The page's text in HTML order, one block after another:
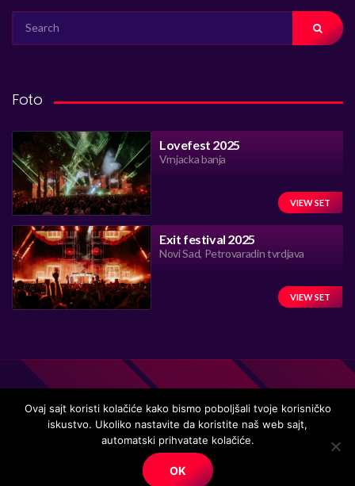
FOR:
Foto
Lovefest 2025
Vrnjacka banja
VIEW SET
Exit festival 2025
Novi Sad, Petrovaradin tvrdjava
VIEW SET
Handmade in Serbia 15 years ago, while listening to the great
© Copyright. All right reserved.
Ovaj sajt koristi kolačiće kako bismo poboljšali tvoje korisničko
iskustvo. Ukoliko nastavite da koristite naš web sajt,
automatski prihvatate kolačiće.
OK